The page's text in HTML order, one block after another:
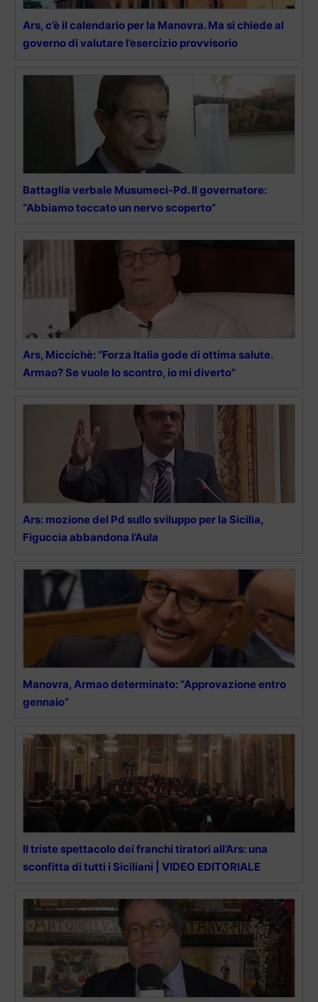
Ars, c’è il calendario per la Manovra. Ma si chiede al
governo di valutare l’esercizio provvisorio
Battaglia verbale Musumeci-Pd. Il governatore:
“Abbiamo toccato un nervo scoperto”
Ars, Miccichè: “Forza Italia gode di ottima salute.
Armao? Se vuole lo scontro, io mi diverto”
Ars: mozione del Pd sullo sviluppo per la Sicilia,
Figuccia abbandona l’Aula
Manovra, Armao determinato: “Approvazione entro
gennaio”
Il triste spettacolo dei franchi tiratori all’Ars: una
sconfitta di tutti i Siciliani | VIDEO EDITORIALE